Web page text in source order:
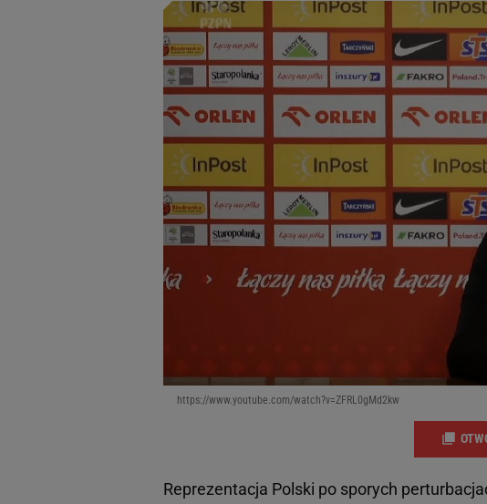
https://www.youtube.com/watch?v=ZFRL0gMd2kw
Reprezentacja Polski po sporych